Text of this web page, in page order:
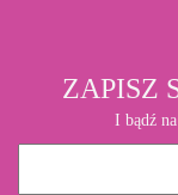
ZAPISZ
I bądź